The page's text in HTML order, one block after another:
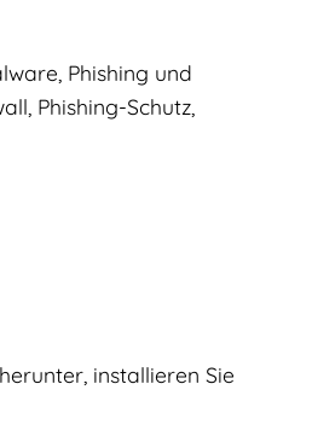
Phishing und
Phishing-Schutz,
installieren Sie